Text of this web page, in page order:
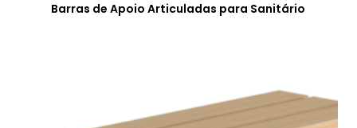
Barras de Apoio Articuladas para Sanitário